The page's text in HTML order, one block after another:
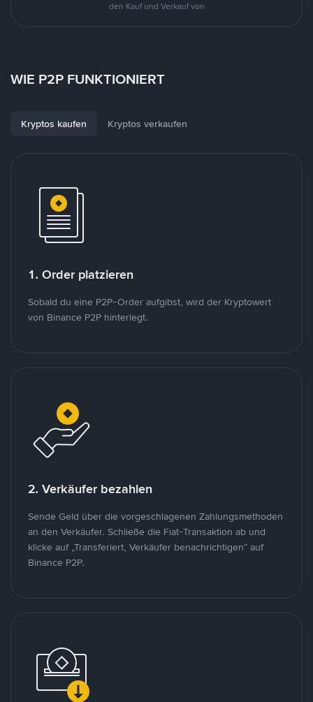
den Kauf und Verkauf von
WIE P2P FUNKTIONIERT
Kryptos kaufen Kryptos verkaufen
1. Order platzieren
Sobald du eine P2P-Order aufgibst, wird der Kryptowert
von Binance P2P hinterlegt.
2. Verkäufer bezahlen
Sende Geld über die vorgeschlagenen Zahlungsmethoden
an den Verkäufer. Schließe die Fiat-Transaktion ab und
klicke auf „Transferiert, Verkäufer benachrichtigen“ auf
Binance P2P.